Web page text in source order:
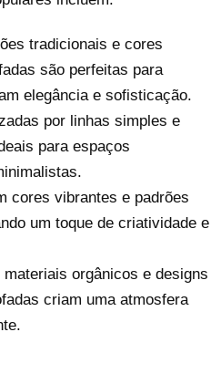
tradicionais e cores
são perfeitas para
elegância e sofisticação.
por linhas simples e
para espaços
cores vibrantes e padrões
um toque de criatividade e
materiais orgânicos e designs
criam uma atmosfera